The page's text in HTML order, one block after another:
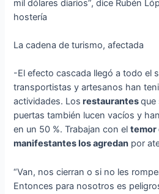
mil dólares diarios”, dice Rubén
hostería
La cadena de turismo, afectada
-El efecto cascada llegó a todo el
transportistas y artesanos han
actividades. Los restaurantesque
puertas también lucen vacíos y
en un 50 %. Trabajan con eltemor
manifestantes los agredan por
“Van, nos cierran o si no les
Entonces para nosotros es